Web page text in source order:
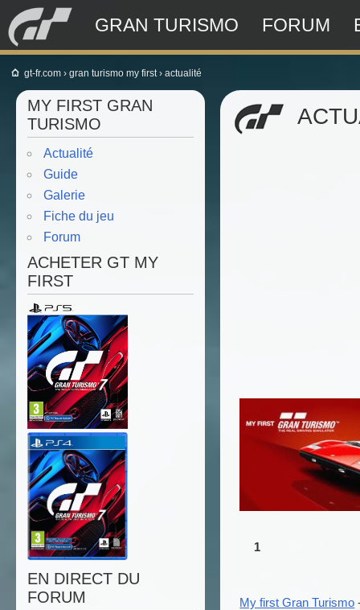
GRAN TURISMO FORUM
gt-fr.com › gran turismo my first› actualité
MY FIRST GRAN
TURISMO
Actualité
Guide
Galerie
Fiche du jeu
Forum
ACHETER GT MY
FIRST
EN DIRECT DU
FORUM
1
My first Gran Turismo